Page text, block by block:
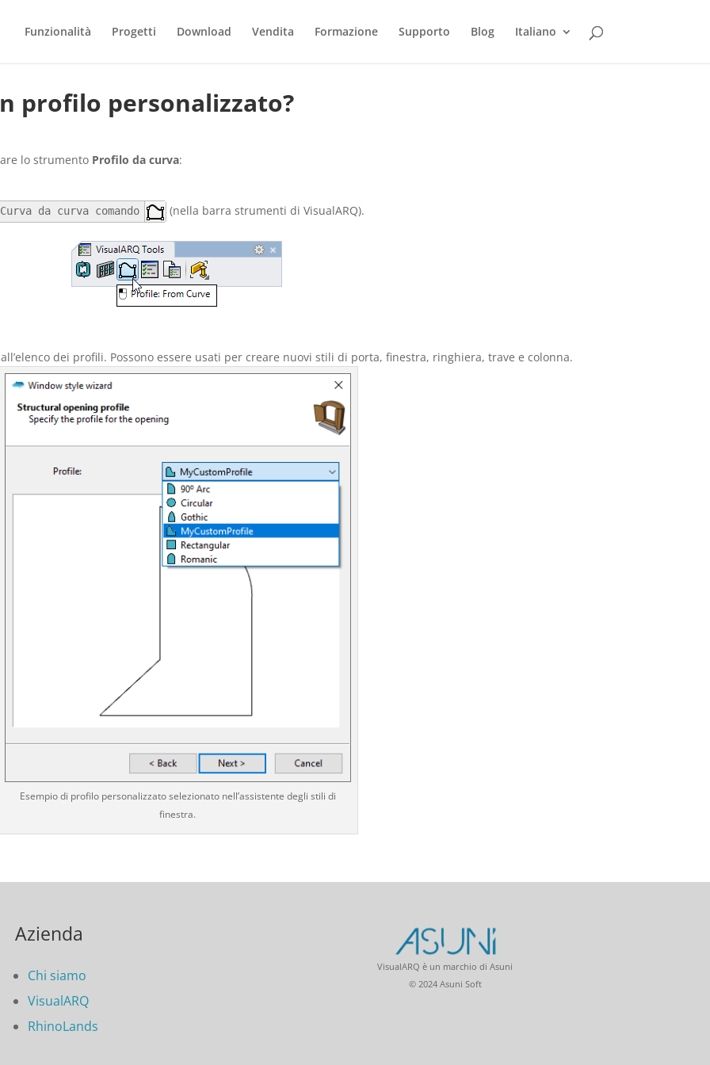
Funzionalità Progetti Download Vendita Formazione Supporto Blog Italiano
profilo personalizzato?
lo strumento Profilo da curva:
da curva comando (nella barra strumenti di VisualARQ).
dei profili. Possono essere usati per creare nuovi stili di porta, finestra, ringhiera, trave e colonna.
Esempio di profilo personalizzato selezionato nell’assistente degli stili di
finestra.
Azienda
Chi siamo
VisualARQ
RhinoLands
VisualARQ è un marchio di Asuni
© 2024 Asuni Soft